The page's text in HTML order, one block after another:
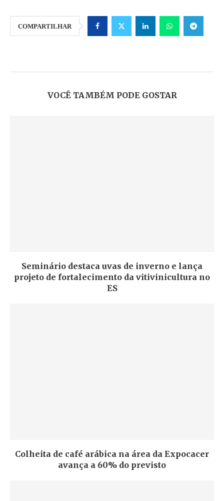
COMPARTILHAR
VOCÊ TAMBÉM PODE GOSTAR
Seminário destaca uvas de inverno e lança
projeto de fortalecimento da vitivinicultura no
ES
Colheita de café arábica na área da Expocacer
avança a 60% do previsto